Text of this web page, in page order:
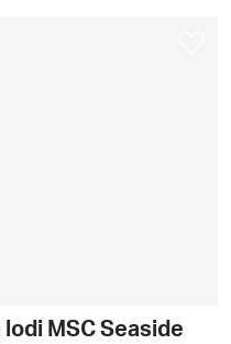
MSC Seaside